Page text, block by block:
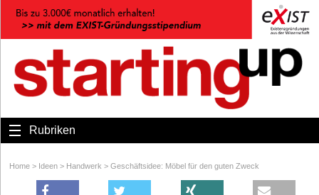
Rubriken
Home > Ideen > Handwerk > Geschäftsidee: Möbel für den guten Zweck